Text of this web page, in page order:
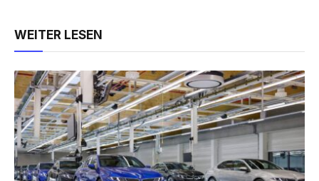
WEITER LESEN